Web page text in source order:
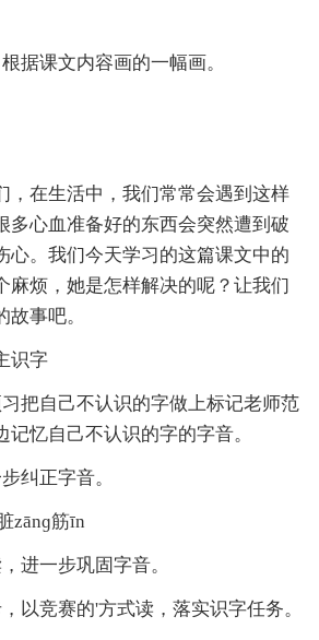
据课文内容画的一幅画。
，在生活中，我们常常会遇到这样
多心血准备好的东西会突然遭到破
心。我们今天学习的这篇课文中的
麻烦，她是怎样解决的呢？让我们
事吧。
识字
把自己不认识的字做上标记老师范
记忆自己不认识的字的字音。
纠正字音。
zānɡ筋īn
进一步巩固字音。
以竞赛的'方式读，落实识字任务。